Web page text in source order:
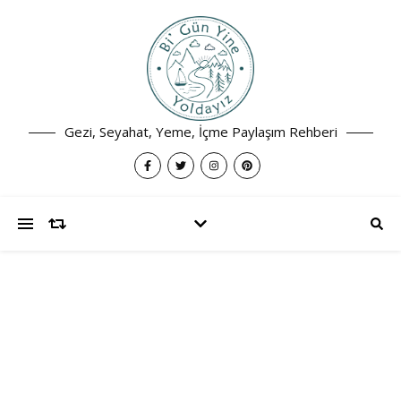
Gezi, Seyahat, Yeme, İçme Paylaşım Rehberi